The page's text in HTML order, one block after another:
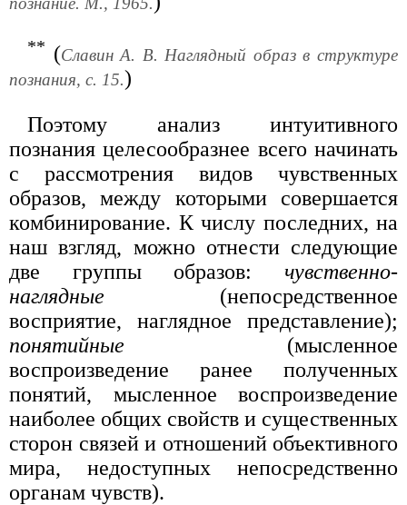
** (Славин А. В. Наглядный образ в структуре
познания, с. 15.)
Поэтому анализ интуитивного
познания целесообразнее всего начинать
с рассмотрения видов чувственных
образов, между которыми совершается
комбинирование. К числу последних, на
наш взгляд, можно отнести следующие
две группы образов: чувственно-
наглядные (непосредственное
восприятие, наглядное представление);
понятийные (мысленное
воспроизведение ранее полученных
понятий, мысленное воспроизведение
наиболее общих свойств и существенных
сторон связей и отношений объективного
мира, недоступных непосредственно
органам чувств).